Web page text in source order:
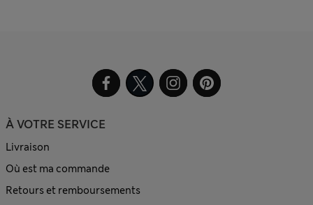
À VOTRE SERVICE
Livraison
Où est ma commande
Retours et remboursements